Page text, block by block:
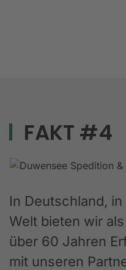
FAKT #4
In Deutschland,
Welt bieten wir
über 60 Jahren
mit unseren